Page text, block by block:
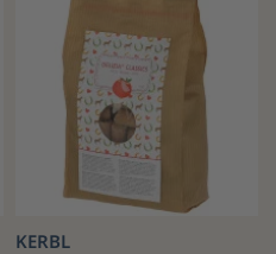
KERBL